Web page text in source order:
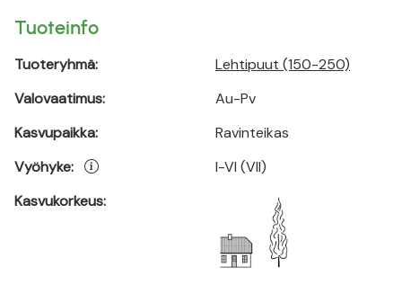
Tuoteinfo
Tuoteryhmä:
Valovaatimus:
Kasvupaikka:
Vyöhyke:
Kasvukorkeus:
Lehtipuut (150-250)
Au-Pv
Ravinteikas
I-VI (VII)